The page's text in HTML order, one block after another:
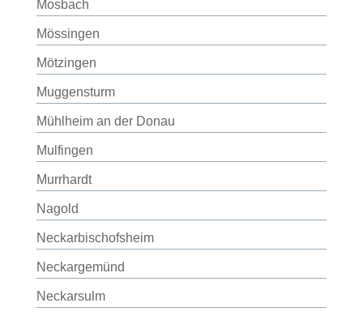
Mosbach
Mössingen
Mötzingen
Muggensturm
Mühlheim an der Donau
Mulfingen
Murrhardt
Nagold
Neckarbischofsheim
Neckargemünd
Neckarsulm